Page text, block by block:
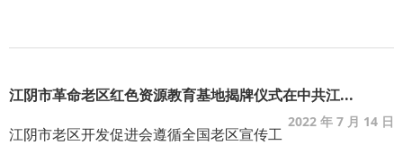
江阴市革命老区红色资源教育基地揭牌仪式在中共江...
2022 年 7 月 14 日
江阴市老区开发促进会遵循全国老区宣传工